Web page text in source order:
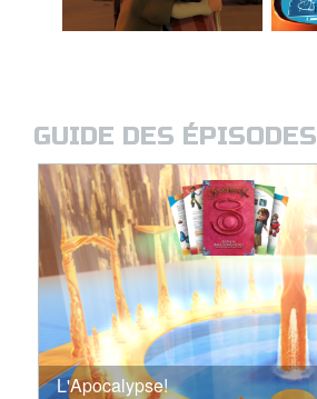
GUIDE DES ÉPISODES
L'Apocalypse!